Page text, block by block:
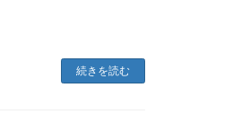
続きを読む